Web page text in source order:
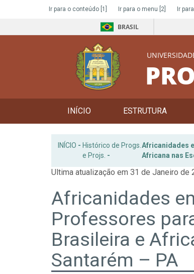
Ir para o conteúdo [1] Ir para o menu [2] Ir
BRASIL
INÍCIO ESTRUTURA
INÍCIO - Histórico de Progs.
e Projs. -
Africanidades
Africana nas
Ultima atualização em 31 de Janeiro de
Africanidades
Professores
Brasileira e
Santarém – PA